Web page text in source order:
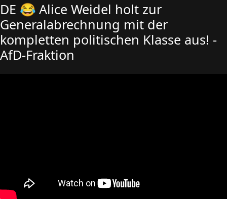
DE 😂 Alice Weidel holt zur
Generalabrechnung mit der
kompletten politischen Klasse aus! -
AfD-Fraktion